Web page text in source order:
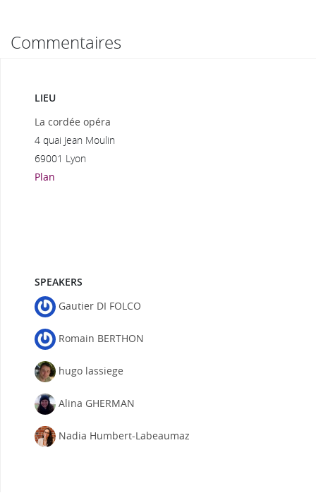
Commentaires
LIEU
La cordée opéra
4 quai Jean Moulin
69001 Lyon
Plan
SPEAKERS
Gautier DI FOLCO
Romain BERTHON
hugo lassiege
Alina GHERMAN
Nadia Humbert-Labeaumaz